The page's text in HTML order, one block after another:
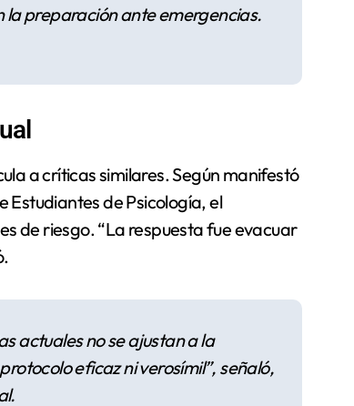
la preparación ante emergencias.
a críticas similares. Según manifestó
Estudiantes de Psicología, el
de riesgo. “La respuesta fue evacuar
actuales no se ajustan a la
eficaz ni verosímil”, señaló,